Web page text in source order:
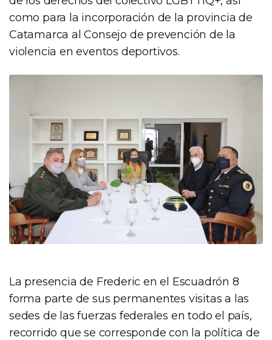
como para la incorporación de la provincia de
Catamarca al Consejo de prevención de la
violencia en eventos deportivos.
La presencia de Frederic en el Escuadrón 8
forma parte de sus permanentes visitas a las
sedes de las fuerzas federales en todo el país,
recorrido que se corresponde con la política de